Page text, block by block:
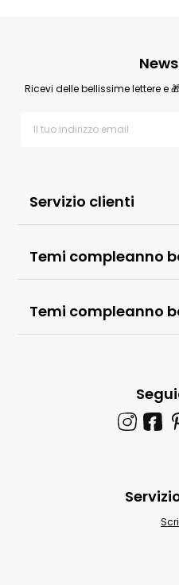
Servizio clienti
Temi compleanno
Temi compleanno
Ricevi delle bellissime lettere e